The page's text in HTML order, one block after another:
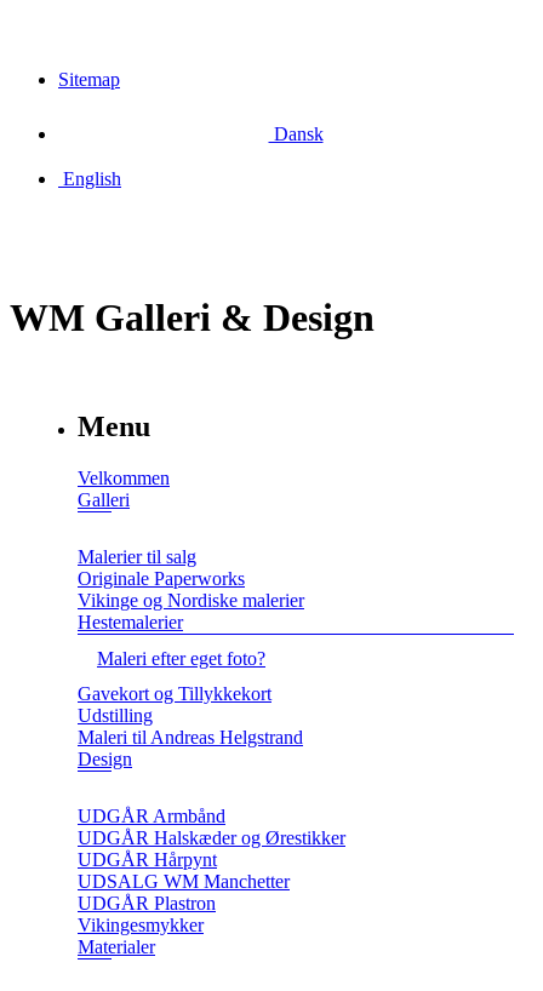
Sitemap
Dansk
English
WM Galleri & Design
Menu
Velkommen
Galleri
Malerier til salg
Originale Paperworks
Vikinge og Nordiske malerier
Hestemalerier
Maleri efter eget foto?
Gavekort og Tillykkekort
Udstilling
Maleri til Andreas Helgstrand
Design
UDGÅR Armbånd
UDGÅR Halskæder og Ørestikker
UDGÅR Hårpynt
UDSALG WM Manchetter
UDGÅR Plastron
Vikingesmykker
Materialer